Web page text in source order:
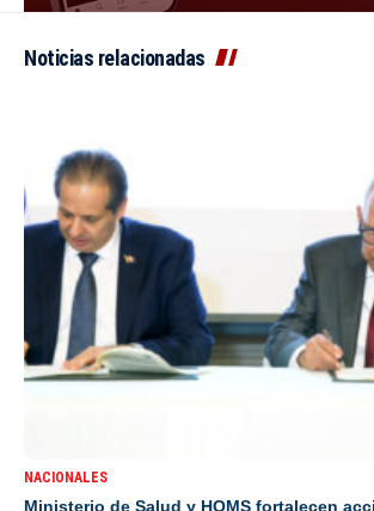
Noticias relacionadas
NACIONALES
Ministerio de Salud y HOMS fortalecen